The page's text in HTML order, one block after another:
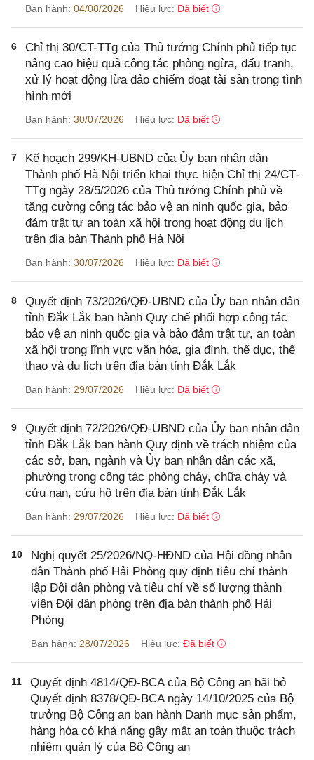
Ban hành: 04/08/2026 Hiệu lực: Đã biết
6
Chỉ thị 30/CT-TTg của Thủ tướng Chính phủ tiếp tục
nâng cao hiệu quả công tác phòng ngừa, đấu tranh,
xử lý hoạt động lừa đảo chiếm đoạt tài sản trong tình
hình mới
Ban hành: 30/07/2026 Hiệu lực: Đã biết
7
Kế hoạch 299/KH-UBND của Ủy ban nhân dân
Thành phố Hà Nội triển khai thực hiện Chỉ thị 24/CT-
TTg ngày 28/5/2026 của Thủ tướng Chính phủ về
tăng cường công tác bảo vệ an ninh quốc gia, bảo
đảm trật tự an toàn xã hội trong hoạt động du lịch
trên địa bàn Thành phố Hà Nội
Ban hành: 30/07/2026 Hiệu lực: Đã biết
8
Quyết định 73/2026/QĐ-UBND của Ủy ban nhân dân
tỉnh Đắk Lắk ban hành Quy chế phối hợp công tác
bảo vệ an ninh quốc gia và bảo đảm trật tự, an toàn
xã hội trong lĩnh vực văn hóa, gia đình, thể dục, thể
thao và du lịch trên địa bàn tỉnh Đắk Lắk
Ban hành: 29/07/2026 Hiệu lực: Đã biết
9
Quyết định 72/2026/QĐ-UBND của Ủy ban nhân dân
tỉnh Đắk Lắk ban hành Quy định về trách nhiệm của
các sở, ban, ngành và Ủy ban nhân dân các xã,
phường trong công tác phòng cháy, chữa cháy và
cứu nạn, cứu hộ trên địa bàn tỉnh Đắk Lắk
Ban hành: 29/07/2026 Hiệu lực: Đã biết
10
Nghị quyết 25/2026/NQ-HĐND của Hội đồng nhân
dân Thành phố Hải Phòng quy định tiêu chí thành
lập Đội dân phòng và tiêu chí về số lượng thành
viên Đội dân phòng trên địa bàn thành phố Hải
Phòng
Ban hành: 28/07/2026 Hiệu lực: Đã biết
11
Quyết định 4814/QĐ-BCA của Bộ Công an bãi bỏ
Quyết định 8378/QĐ-BCA ngày 14/10/2025 của Bộ
trưởng Bộ Công an ban hành Danh mục sản phẩm,
hàng hóa có khả năng gây mất an toàn thuộc trách
nhiệm quản lý của Bộ Công an